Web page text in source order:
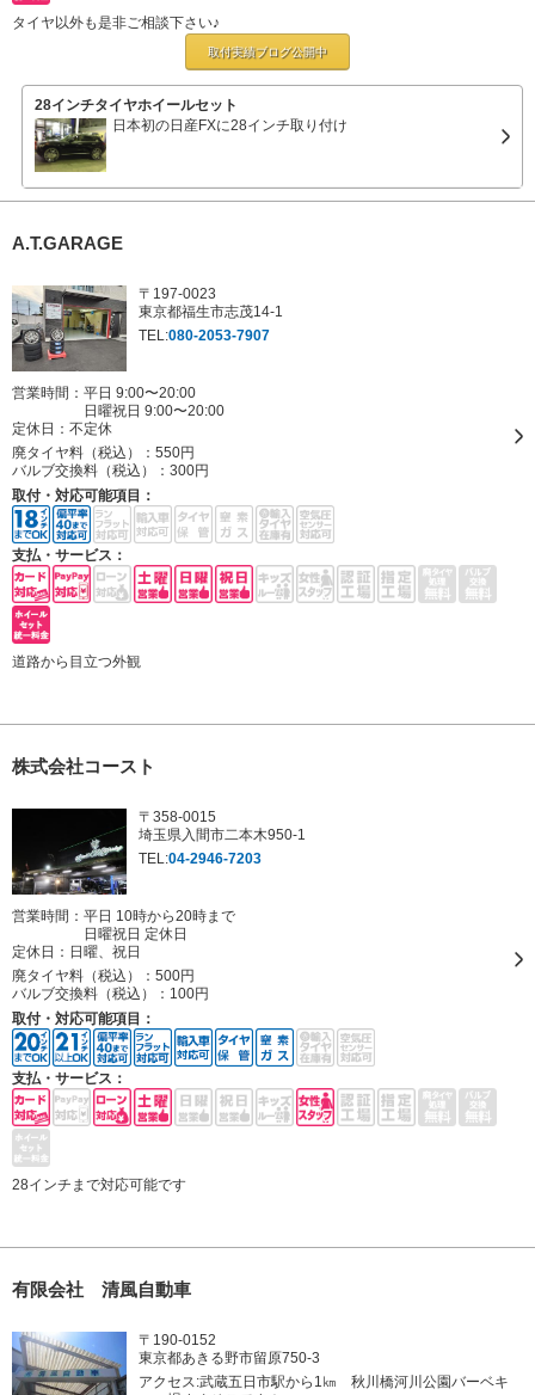
タイヤ以外も是非ご相談下さい♪
取付実績ブログ公開中
28インチタイヤホイールセット
日本初の日産FXに28インチ取り付け
A.T.GARAGE
〒197-0023
東京都福生市志茂14-1
TEL:080-2053-7907
営業時間：平日 9:00〜20:00
日曜祝日 9:00〜20:00
定休日： 不定休
廃タイヤ料（税込）： 550円
バルブ交換料（税込）： 300円
取付・対応可能項目：
支払・サービス：
道路から目立つ外観
株式会社コースト
〒358-0015
埼玉県入間市二本木950-1
TEL:04-2946-7203
営業時間：平日 10時から20時まで
日曜祝日 定休日
定休日： 日曜、祝日
廃タイヤ料（税込）： 500円
バルブ交換料（税込）： 100円
取付・対応可能項目：
支払・サービス：
28インチまで対応可能です
有限会社 清風自動車
〒190-0152
東京都あきる野市留原750-3
アクセス:武蔵五日市駅から1㎞ 秋川橋河川公園バーベキ